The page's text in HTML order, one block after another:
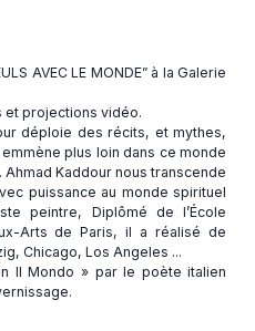
AVEC LE MONDE” à la Galerie
et projections vidéo.
déploie des récits, et mythes,
plus loin dans ce monde
Kaddour nous transcende
puissance au monde spirituel
peintre, Diplômé de l’École
Arts de Paris, il a réalisé de
Chicago, Los Angeles ...
Il Mondo » par le poète italien